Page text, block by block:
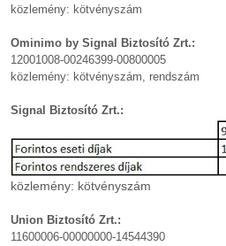
közlemény: kötvényszám
Ominimo by Signal Biztosító Zrt.:
12001008-00246399-00800005
közlemény: kötvényszám, rendszám
Signal Biztosító Zrt.:
közlemény: kötvényszám
Union Biztosító Zrt.:
11600006-00000000-14544390